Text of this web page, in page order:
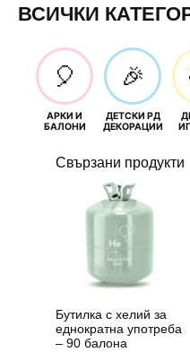
ВСИЧКИ
🎈
АРКИ И
БАЛОНИ
🎉
ДЕТСКИ РД
ДЕКОРАЦИИ
Свързани продукти
Бутилка с хелий за
еднократна употреба
– 90 балона